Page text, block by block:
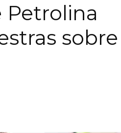
Petrolina
sobre